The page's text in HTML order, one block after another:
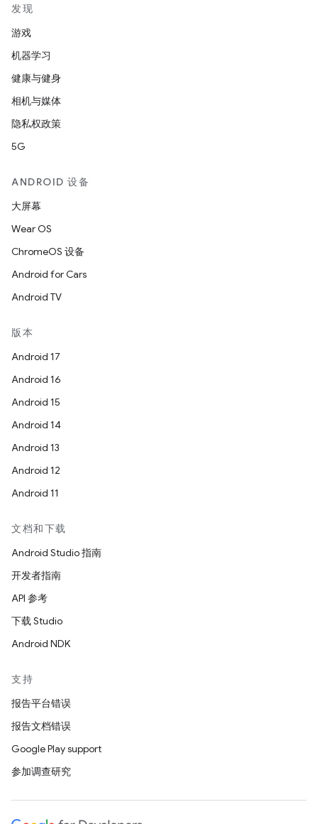
发现
游戏
机器学习
健康与健身
相机与媒体
隐私权政策
5G
ANDROID 设备
大屏幕
Wear OS
ChromeOS 设备
Android for Cars
Android TV
版本
Android 17
Android 16
Android 15
Android 14
Android 13
Android 12
Android 11
文档和下载
Android Studio 指南
开发者指南
API 参考
下载 Studio
Android NDK
支持
报告平台错误
报告文档错误
Google Play support
参加调查研究